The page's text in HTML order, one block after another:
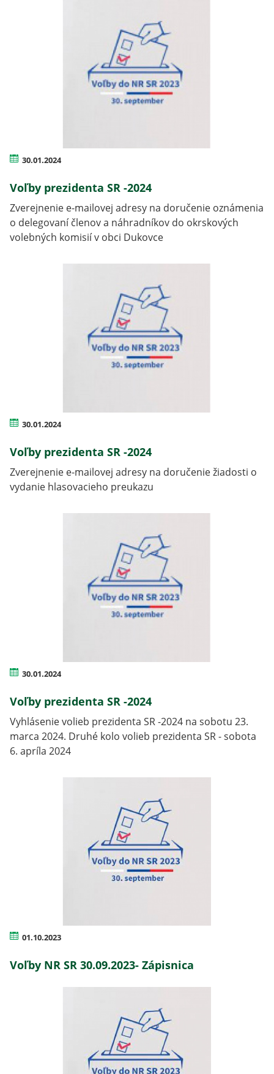
30.01.2024
Voľby prezidenta SR -2024
Zverejnenie e-mailovej adresy na doručenie oznámenia
o delegovaní členov a náhradníkov do okrskových
volebných komisií v obci Dukovce
30.01.2024
Voľby prezidenta SR -2024
Zverejnenie e-mailovej adresy na doručenie žiadosti o
vydanie hlasovacieho preukazu
30.01.2024
Voľby prezidenta SR -2024
Vyhlásenie volieb prezidenta SR -2024 na sobotu 23.
marca 2024. Druhé kolo volieb prezidenta SR - sobota
6. apríla 2024
01.10.2023
Voľby NR SR 30.09.2023- Zápisnica